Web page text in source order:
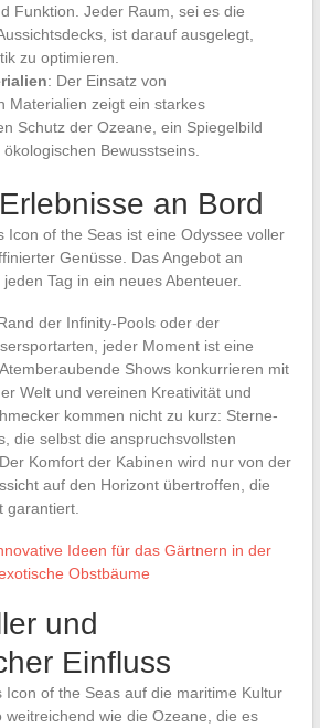
Funktion. Jeder Raum, sei es die
ist darauf ausgelegt,
zu optimieren.
: Der Einsatz von
Materialien zeigt ein starkes
Schutz der Ozeane, ein Spiegelbild
Bewusstseins.
an Bord
Icon of the Seas ist eine Odyssee voller
Genüsse. Das Angebot an
Tag in ein neues Abenteuer.
der Infinity-Pools oder der
jeder Moment ist eine
Shows konkurrieren mit
Welt und vereinen Kreativität und
kommen nicht zu kurz: Sterne-
die selbst die anspruchsvollsten
Komfort der Kabinen wird nur von der
auf den Horizont übertroffen, die
garantiert.
Ideen für das Gärtnern in der
Obstbäume
und
Einfluss
Icon of the Seas auf die maritime Kultur
weitreichend wie die Ozeane, die es